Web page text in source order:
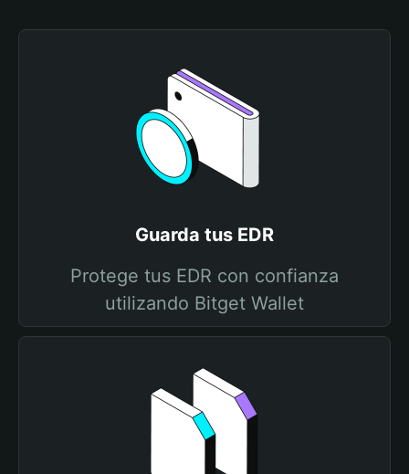
Guarda tus EDR
Protege tus EDR con confianza
utilizando Bitget Wallet